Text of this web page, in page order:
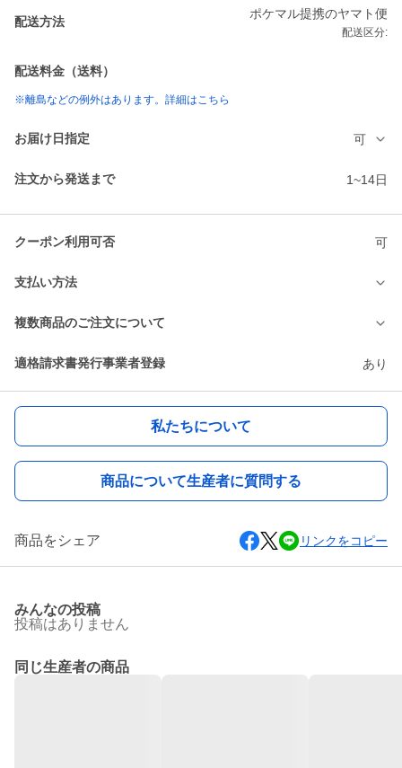
配送方法
ポケマル提携のヤマト便
配送区分:
配送料金（送料）
※離島などの例外はあります。詳細はこちら
お届け日指定 可
注文から発送まで 1~14日
クーポン利用可否 可
支払い方法
複数商品のご注文について
適格請求書発行事業者登録 あり
私たちについて
商品について生産者に質問する
商品をシェア リンクをコピー
みんなの投稿
投稿はありません
同じ生産者の商品